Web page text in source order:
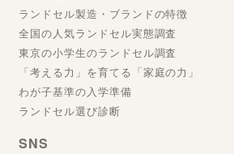
ランドセル製造・ブランドの特徴
全国の人気ランドセル実態調査
東京の小学生のランドセル調査
「考える力」を育てる「家庭の力」
わが子基準の入学準備
ランドセル選び診断
SNS